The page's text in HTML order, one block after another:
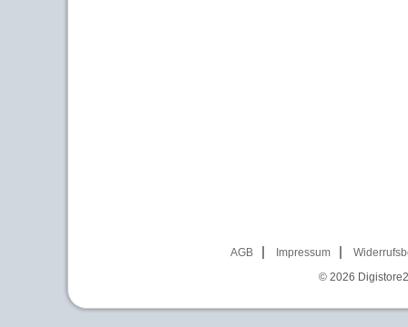
AGB Impressum
© 2026